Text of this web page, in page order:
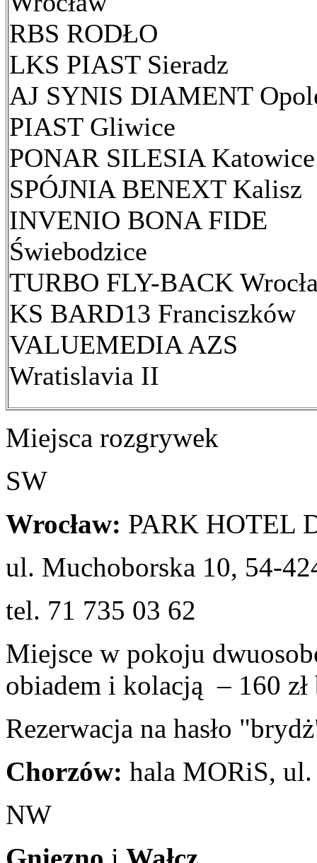
RBS RODŁO
LKS PIAST Sieradz
AJ SYNIS DIAMENT
PIAST Gliwice
PONAR SILESIA Katowice
SPÓJNIA BENEXT Kalisz
INVENIO BONA FIDE
Świebodzice
TURBO FLY-BACK
KS BARD13 Franciszków
VALUEMEDIA AZS
Wratislavia II
Miejsca rozgrywek
SW
Wrocław: PARK HOTEL
ul. Muchoborska 10, 54-
tel. 71 735 03 62
Miejsce w pokoju
obiadem i kolacją – 160 zł
Rezerwacja na hasło
Chorzów: hala MORiS,
NW